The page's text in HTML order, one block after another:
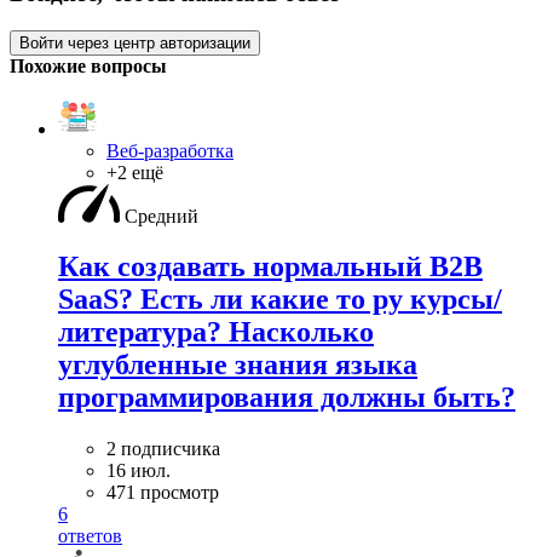
Войти через центр авторизации
Похожие вопросы
Веб-разработка
+2 ещё
Средний
Как создавать нормальный B2B
SaaS? Есть ли какие то ру курсы/
литература? Насколько
углубленные знания языка
программирования должны быть?
2 подписчика
16 июл.
471 просмотр
6
ответов